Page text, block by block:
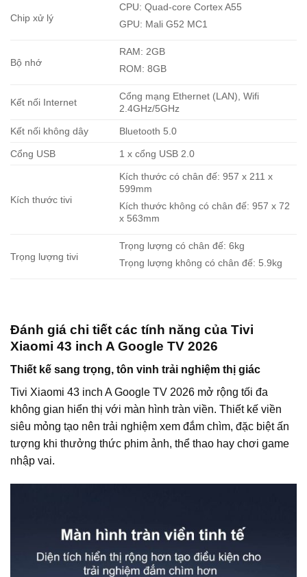
Chip xử lý
CPU: Quad-core Cortex A55
GPU: Mali G52 MC1
Bộ nhớ
RAM: 2GB
ROM: 8GB
Kết nối Internet
Cổng mạng Ethernet (LAN), Wifi
2.4GHz/5GHz
Kết nối không dây Bluetooth 5.0
Cổng USB 1 x cổng USB 2.0
Kích thước tivi
Kích thước có chân đế: 957 x 211 x
599mm
Kích thước không có chân đế: 957 x 72
x 563mm
Trọng lượng tivi
Trọng lượng có chân đế: 6kg
Trọng lượng không có chân đế: 5.9kg
Đánh giá chi tiết các tính năng của Tivi
Xiaomi 43 inch A Google TV 2026
Thiết kế sang trọng, tôn vinh trải nghiệm thị giác
Tivi Xiaomi 43 inch A Google TV 2026 mở rộng tối đa
không gian hiển thị với màn hình tràn viền. Thiết kế viền
siêu mỏng tạo nên trải nghiệm xem đắm chìm, đặc biệt ấn
tượng khi thưởng thức phim ảnh, thể thao hay chơi game
nhập vai.